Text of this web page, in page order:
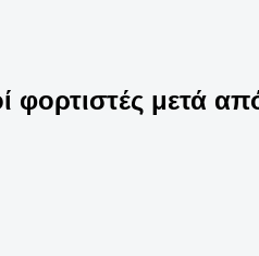
φορτιστές μετά